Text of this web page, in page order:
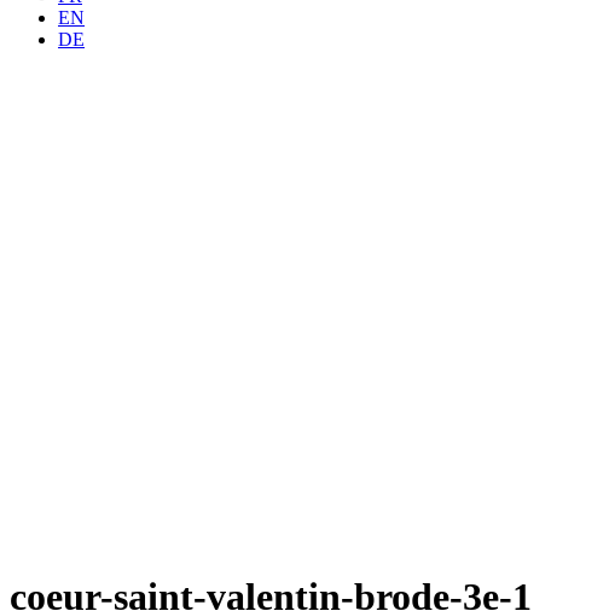
EN
DE
coeur-saint-valentin-brode-3e-1